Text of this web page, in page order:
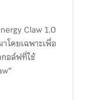
Claw 1.0
โดยเฉพาะเพื่อ
อล์ฟที่ใช้